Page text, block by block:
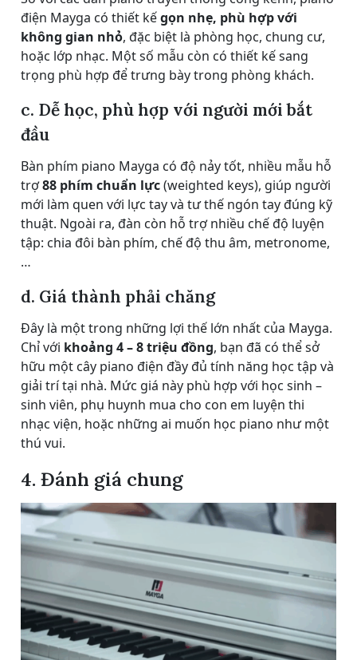
điện Mayga có thiết kếgọn nhẹ, phù hợp với
không gian nhỏ, đặc biệt là phòng học, chung cư,
hoặc lớp nhạc. Một số mẫu còn có thiết kế sang
trọng phù hợp để trưng bày trong phòng khách.
c. Dễ học, phù hợp với người mới bắt
đầu
Bàn phím piano Mayga có độ nảy tốt, nhiều mẫu hỗ
trợ88 phím chuẩn lực(weighted keys), giúp người
mới làm quen với lực tay và tư thế ngón tay đúng kỹ
thuật. Ngoài ra, đàn còn hỗ trợ nhiều chế độ luyện
tập: chia đôi bàn phím, chế độ thu âm, metronome,
…
d. Giá thành phải chăng
Đây là một trong những lợi thế lớn nhất của Mayga.
Chỉ với khoảng 4 – 8 triệu đồng, bạn đã có thể sở
hữu một cây piano điện đầy đủ tính năng học tập và
giải trí tại nhà. Mức giá này phù hợp với học sinh –
sinh viên, phụ huynh mua cho con em luyện thi
nhạc viện, hoặc những ai muốn học piano như một
thú vui.
4. Đánh giá chung